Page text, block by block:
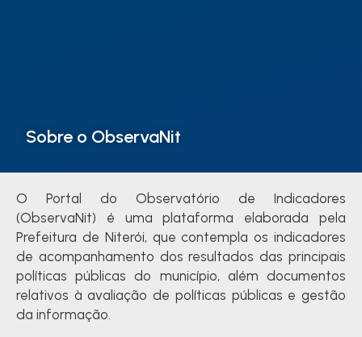
Sobre o ObservaNit
O Portal do Observatório de Indicadores
(ObservaNit) é uma plataforma elaborada pela
Prefeitura de Niterói, que contempla os indicadores
de acompanhamento dos resultados das principais
políticas públicas do município, além documentos
relativos à avaliação de políticas públicas e gestão
da informação.